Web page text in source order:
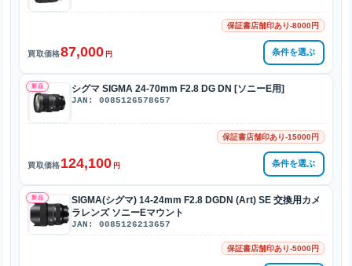
保証書店舗印あり-8000円
買取価格87,000 円 条件を選ぶ
新品 シグマ SIGMA 24-70mm F2.8 DG DN [ソニーE用]
JAN: 0085126578657
保証書店舗印あり-15000円
買取価格124,100 円 条件を選ぶ
新品
SIGMA(シグマ) 14-24mm F2.8 DGDN (Art) SE 交換用カメ
ラレンズ ソニーEマウント
JAN: 0085126213657
保証書店舗印あり-5000円